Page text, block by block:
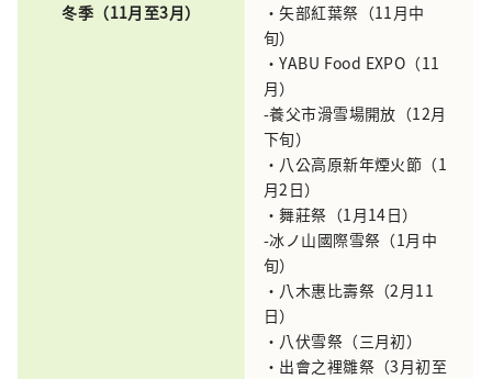
冬季（11月至3月）
・矢部紅葉祭（11月中
旬）
・YABU Food EXPO（11
月）
-養父市滑雪場開放（12月
下旬）
・八公高原新年煙火節（1
月2日）
・舞莊祭（1月14日）
-冰ノ山國際雪祭（1月中
旬）
・八木惠比壽祭（2月11
日）
・八伏雪祭（三月初）
・出會之裡雛祭（3月初至